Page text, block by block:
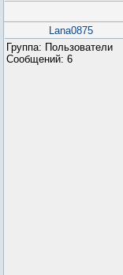
Lana0875
Группа: Пользователи
Сообщений: 6